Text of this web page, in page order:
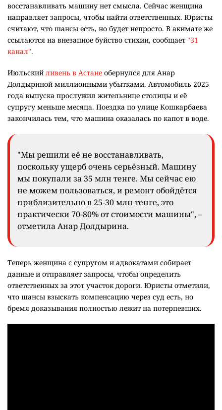
восстанавливать машину нет смысла. Сейчас женщина
направляет запросы, чтобы найти ответственных. Юристы
считают, что шансы есть, но будет непросто. В акимате же
ссылаются на внезапное буйство стихии, сообщает "31
канал".
Июльский ливень в Астане обернулся для Анар
Долдыриной миллионными убытками. Автомобиль 2025
года выпуска прослужил жительнице столицы и её
супругу меньше месяца. Поездка по улице Кошкарбаева
закончилась тем, что машина оказалась по капот в воде.
"Мы решили её не восстанавливать,
поскольку ущерб очень серьёзный. Машину
мы покупали за 35 млн тенге. Мы сейчас ею
не можем пользоваться, и ремонт обойдётся
приблизительно в 25-30 млн тенге, это
практически 70-80% от стоимости машины", –
отметила Анар Долдырина.
Теперь женщина с супругом и адвокатами собирает
данные и отправляет запросы, чтобы определить
ответственных за этот участок дороги. Юристы отметили,
что шансы взыскать компенсацию через суд есть, но
бремя доказывания полностью лежит на потерпевших.